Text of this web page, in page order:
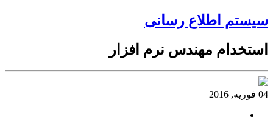
سیستم اطلاع رسانی
استخدام مهندس نرم افزار
04 فوریه, 2016